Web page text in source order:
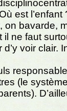
est l’enfant
on bavarde,
il ne faut
d’y voir clair.
(le